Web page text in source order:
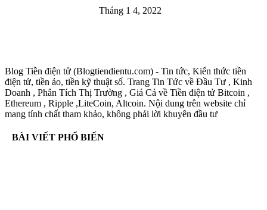
Tháng 1 4, 2022
Blog Tiền điện tử (Blogtiendientu.com) - Tin tức, Kiến thức tiền
điện tử, tiền ảo, tiền kỹ thuật số. Trang Tin Tức về Đầu Tư , Kinh
Doanh , Phân Tích Thị Trường , Giá Cả về Tiền điện tử Bitcoin ,
Ethereum , Ripple ,LiteCoin, Altcoin. Nội dung trên website chỉ
mang tính chất tham khảo, không phải lời khuyên đầu tư
BÀI VIẾT PHỔ BIẾN